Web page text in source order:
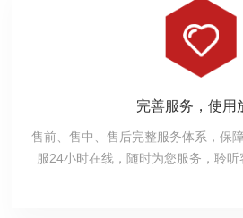
完善服务，使用
售前、售中、售后完整服务体系，保
服24小时在线，随时为您服务，聆听